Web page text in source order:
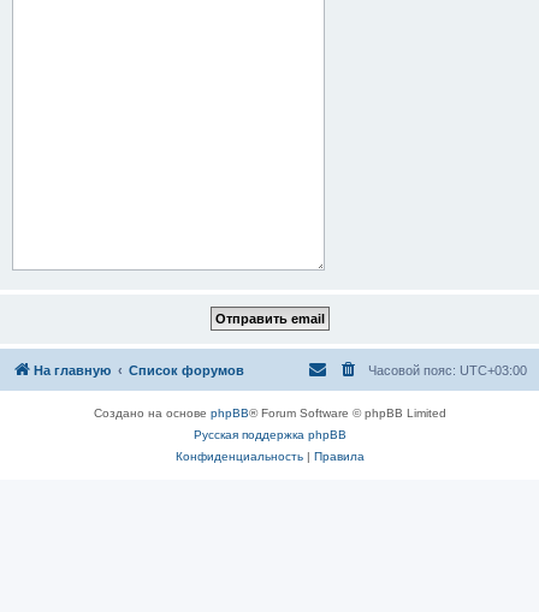
На главную Список форумов Часовой пояс: UTC+03:00
Создано на основе phpBB® Forum Software © phpBB Limited
Русская поддержка phpBB
Конфиденциальность| Правила